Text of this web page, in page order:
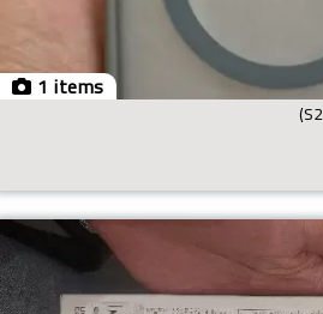
1 items